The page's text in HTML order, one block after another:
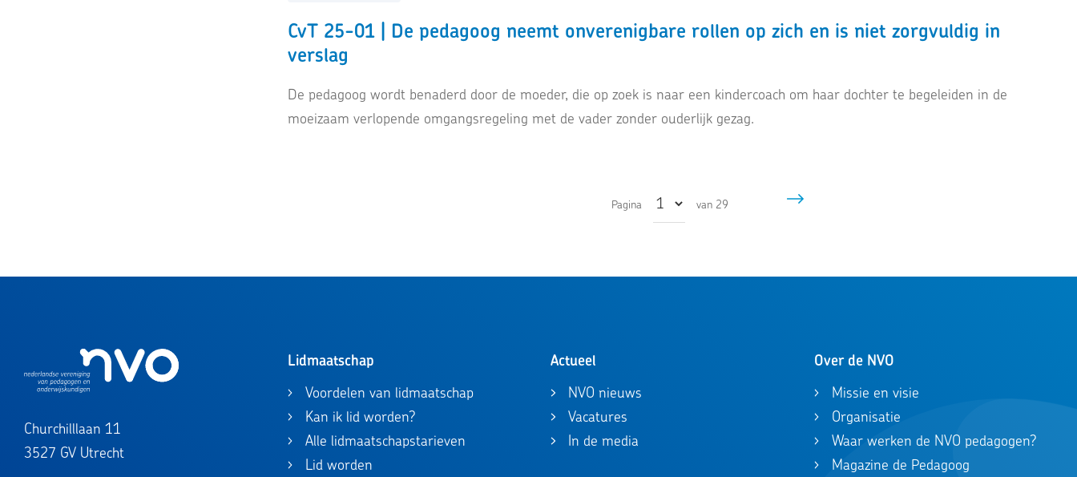
CvT 25-01 | De pedagoog neemt onverenigbare rollen op zich en is niet zorgvuldig in
verslag
De pedagoog wordt benaderd door de moeder, die op zoek is naar een kindercoach om haar dochter te begeleiden in de
moeizaam verlopende omgangsregeling met de vader zonder ouderlijk gezag.
Pagina van 29
Churchilllaan 11
3527 GV Utrecht
Lidmaatschap
Voordelen van lidmaatschap
Kan ik lid worden?
Alle lidmaatschapstarieven
Lid worden
Actueel
NVO nieuws
Vacatures
In de media
Over de NVO
Missie en visie
Organisatie
Waar werken de NVO pedagogen?
Magazine de Pedagoog